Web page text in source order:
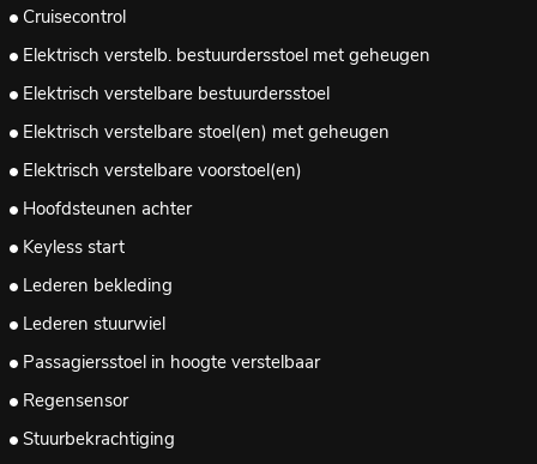
Cruisecontrol
Elektrisch verstelb. bestuurdersstoel met geheugen
Elektrisch verstelbare bestuurdersstoel
Elektrisch verstelbare stoel(en) met geheugen
Elektrisch verstelbare voorstoel(en)
Hoofdsteunen achter
Keyless start
Lederen bekleding
Lederen stuurwiel
Passagiersstoel in hoogte verstelbaar
Regensensor
Stuurbekrachtiging